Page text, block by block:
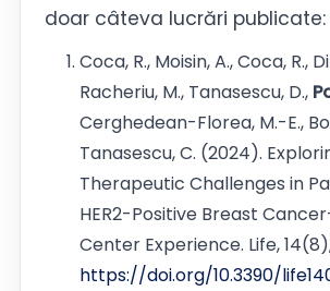
doar câteva lucrări publicate:
Coca, R., Moisin, A., Coca, R.,
Racheriu, M., Tanasescu, D.,
Cerghedean-Florea, M.-E.,
Tanasescu, C. (2024).
Therapeutic Challenges in
HER2-Positive Breast
Center Experience. Life,
https://doi.org/10.3390/